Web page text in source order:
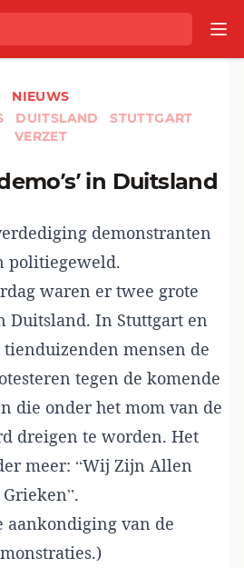
NIEUWS
DUITSLAND
STUTTGART
VERZET
demo’s’ in Duitsland
demonstranten
politiegeweld.
waren er twee grote
Duitsland. In Stuttgart en
mensen de
tegen de komende
die onder het mom van de
dreigen te worden. Het
meer: “Wij Zijn Allen
Grieken”.
aankondigingvan de